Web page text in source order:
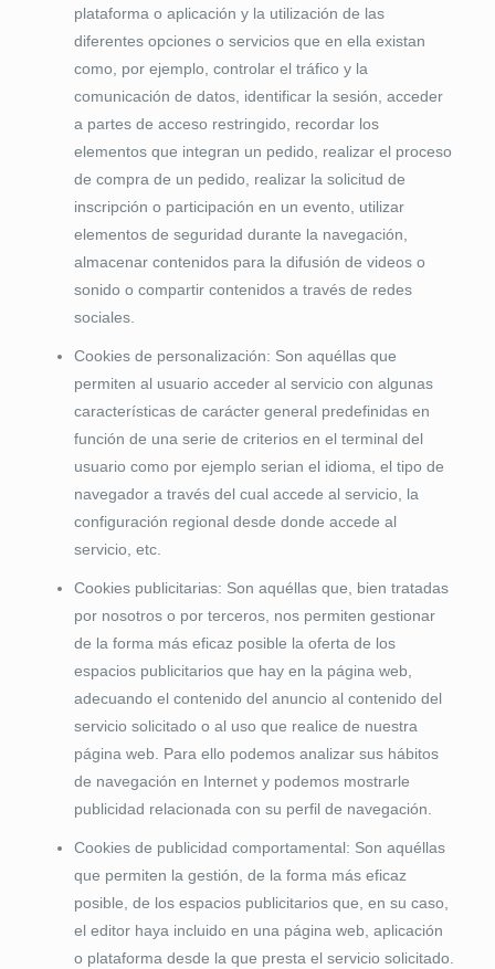
plataforma o aplicación y la utilización de las
diferentes opciones o servicios que en ella existan
como, por ejemplo, controlar el tráfico y la
comunicación de datos, identificar la sesión, acceder
a partes de acceso restringido, recordar los
elementos que integran un pedido, realizar el proceso
de compra de un pedido, realizar la solicitud de
inscripción o participación en un evento, utilizar
elementos de seguridad durante la navegación,
almacenar contenidos para la difusión de videos o
sonido o compartir contenidos a través de redes
sociales.
Cookies de personalización: Son aquéllas que
permiten al usuario acceder al servicio con algunas
características de carácter general predefinidas en
función de una serie de criterios en el terminal del
usuario como por ejemplo serian el idioma, el tipo de
navegador a través del cual accede al servicio, la
configuración regional desde donde accede al
servicio, etc.
Cookies publicitarias: Son aquéllas que, bien tratadas
por nosotros o por terceros, nos permiten gestionar
de la forma más eficaz posible la oferta de los
espacios publicitarios que hay en la página web,
adecuando el contenido del anuncio al contenido del
servicio solicitado o al uso que realice de nuestra
página web. Para ello podemos analizar sus hábitos
de navegación en Internet y podemos mostrarle
publicidad relacionada con su perfil de navegación.
Cookies de publicidad comportamental: Son aquéllas
que permiten la gestión, de la forma más eficaz
posible, de los espacios publicitarios que, en su caso,
el editor haya incluido en una página web, aplicación
o plataforma desde la que presta el servicio solicitado.